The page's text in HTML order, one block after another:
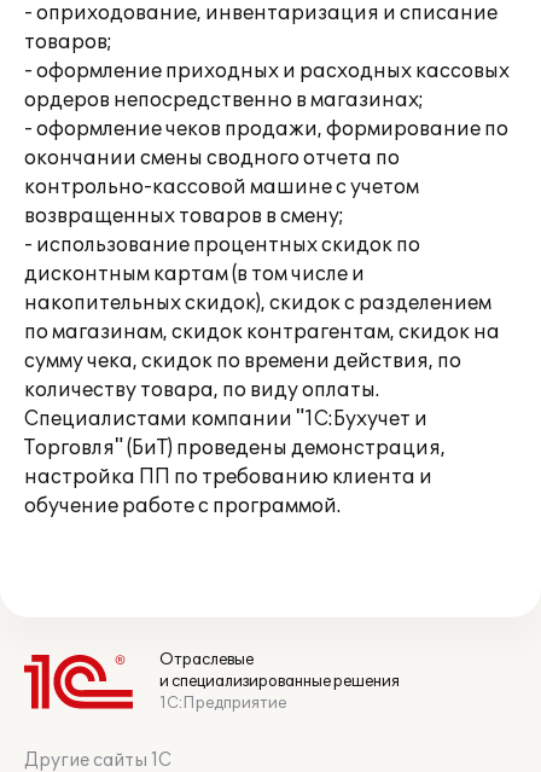
- оприходование, инвентаризация и списание
товаров;
- оформление приходных и расходных кассовых
ордеров непосредственно в магазинах;
- оформление чеков продажи, формирование по
окончании смены сводного отчета по
контрольно-кассовой машине с учетом
возвращенных товаров в смену;
- использование процентных скидок по
дисконтным картам (в том числе и
накопительных скидок), скидок с разделением
по магазинам, скидок контрагентам, скидок на
сумму чека, скидок по времени действия, по
количеству товара, по виду оплаты.
Специалистами компании "1С:Бухучет и
Торговля" (БиТ) проведены демонстрация,
настройка ПП по требованию клиента и
обучение работе с программой.
Отраслевые
и специализированные решения
1С:Предприятие
Другие сайты 1С